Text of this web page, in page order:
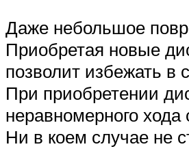
Даже небольшое
Приобретая новые
позволит избежать в
При приобретении
неравномерного
Ни в коем случае не